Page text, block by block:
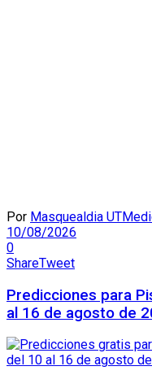
Por Masquealdia
10/08/2026
0
ShareTweet
Predicciones para
al 16 de agosto de